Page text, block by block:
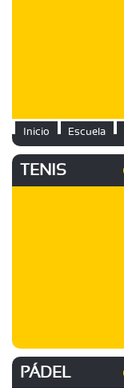
Inicio Escuela
TENIS
PÁDEL